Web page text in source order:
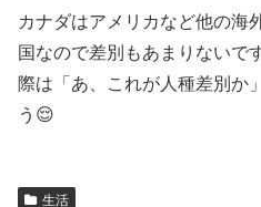
カナダはアメリカなど他の海
国なので差別もあまりないで
際は「あ、これが人種差別か
う😌
生活